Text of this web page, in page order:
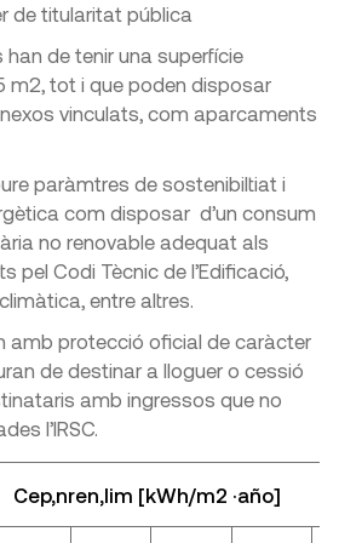
de titularitat pública
de tenir una superfície
m2, tot i que poden disposar
vinculats, com aparcaments
paràmtres de sostenibiltiat i
com disposar d’un consum
no renovable adequat als
pel Codi Tècnic de l’Edificació,
entre altres.
amb protecció oficial de caràcter
de destinar a lloguer o cessió
amb ingressos que no
l’IRSC.
​​​​Cep,nren,lim​ [kWh/m2 ·año] ​​ ​